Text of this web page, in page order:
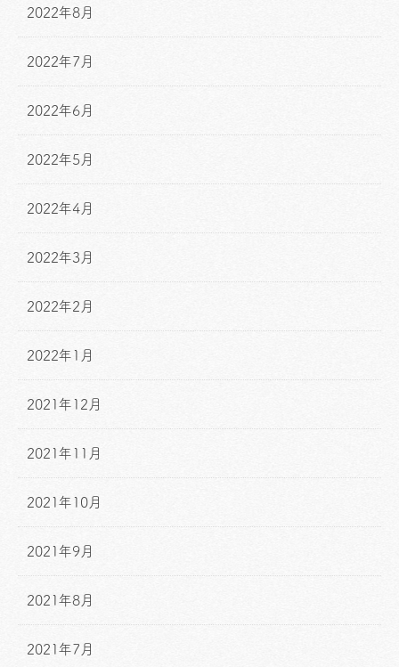
2022年8月
2022年7月
2022年6月
2022年5月
2022年4月
2022年3月
2022年2月
2022年1月
2021年12月
2021年11月
2021年10月
2021年9月
2021年8月
2021年7月